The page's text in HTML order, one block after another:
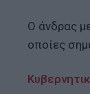
Ο άνδρας
οποίες